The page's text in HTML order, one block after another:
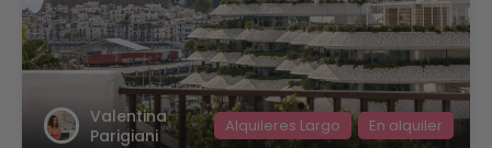
Valentina
Parigiani
Alquileres Largo En alquiler